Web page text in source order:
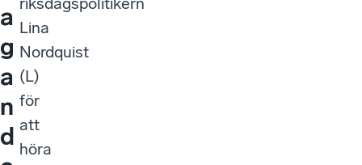
a
g
a
n
d
Lina
Nordquist
(L)
för
att
höra